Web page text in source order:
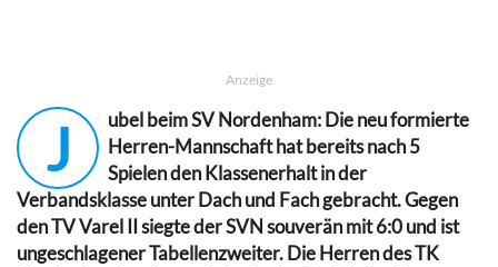
Anzeige
J
ubel beim SV Nordenham: Die neu formierte
Herren-Mannschaft hat bereits nach 5
Spielen den Klassenerhalt in der
Verbandsklasse unter Dach und Fach gebracht. Gegen
den TV Varel II siegte der SVN souverän mit 6:0 und ist
ungeschlagener Tabellenzweiter. Die Herren des TK